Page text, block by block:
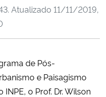
e Comunicações
. Atualizado 11/11/2019,
de Pós-
e Paisagismo
o Prof. Dr. Wilson